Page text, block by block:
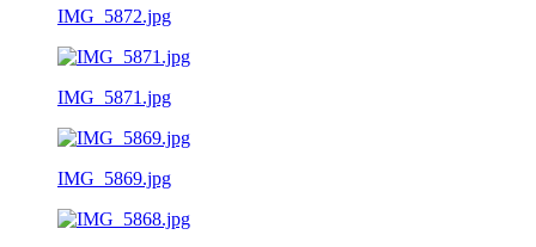
IMG_5872.jpg
IMG_5871.jpg
IMG_5869.jpg